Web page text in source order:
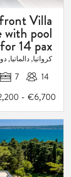
Villa
with pool
for 14 pax
كرواتيا,
14
7
- €6,700